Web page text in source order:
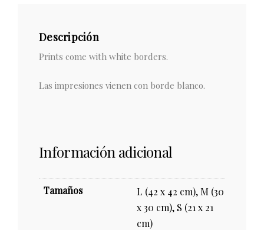
Descripción
Prints come with white borders.
Las impresiones vienen con borde blanco.
Información adicional
Tamaños
L (42 x 42 cm), M (30
x 30 cm), S (21 x 21
cm)